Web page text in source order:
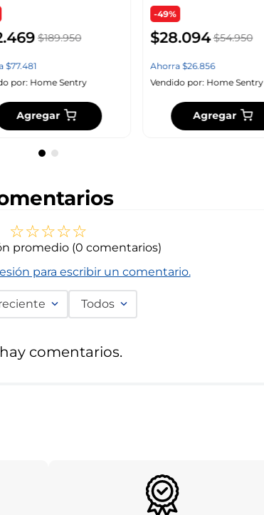
.469 $189.950
$77.481
por: Home Sentry
Agregar
-49%
$28.094 $54.950
Ahorra $26.856
Vendido por: Home Sentry
Agregar
☆☆☆☆☆
promedio (0 comentarios)
para escribir un comentario.
Todos
comentarios.